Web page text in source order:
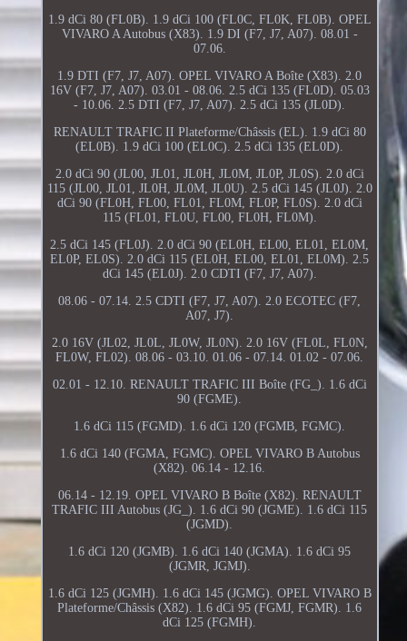
1.9 dCi 80 (FL0B). 1.9 dCi 100 (FL0C, FL0K, FL0B). OPEL
VIVARO A Autobus (X83). 1.9 DI (F7, J7, A07). 08.01 -
07.06.
1.9 DTI (F7, J7, A07). OPEL VIVARO A Boîte (X83). 2.0
16V (F7, J7, A07). 03.01 - 08.06. 2.5 dCi 135 (FL0D). 05.03
- 10.06. 2.5 DTI (F7, J7, A07). 2.5 dCi 135 (JL0D).
RENAULT TRAFIC II Plateforme/Châssis (EL). 1.9 dCi 80
(EL0B). 1.9 dCi 100 (EL0C). 2.5 dCi 135 (EL0D).
2.0 dCi 90 (JL00, JL01, JL0H, JL0M, JL0P, JL0S). 2.0 dCi
115 (JL00, JL01, JL0H, JL0M, JL0U). 2.5 dCi 145 (JL0J). 2.0
dCi 90 (FL0H, FL00, FL01, FL0M, FL0P, FL0S). 2.0 dCi
115 (FL01, FL0U, FL00, FL0H, FL0M).
2.5 dCi 145 (FL0J). 2.0 dCi 90 (EL0H, EL00, EL01, EL0M,
EL0P, EL0S). 2.0 dCi 115 (EL0H, EL00, EL01, EL0M). 2.5
dCi 145 (EL0J). 2.0 CDTI (F7, J7, A07).
08.06 - 07.14. 2.5 CDTI (F7, J7, A07). 2.0 ECOTEC (F7,
A07, J7).
2.0 16V (JL02, JL0L, JL0W, JL0N). 2.0 16V (FL0L, FL0N,
FL0W, FL02). 08.06 - 03.10. 01.06 - 07.14. 01.02 - 07.06.
02.01 - 12.10. RENAULT TRAFIC III Boîte (FG_). 1.6 dCi
90 (FGME).
1.6 dCi 115 (FGMD). 1.6 dCi 120 (FGMB, FGMC).
1.6 dCi 140 (FGMA, FGMC). OPEL VIVARO B Autobus
(X82). 06.14 - 12.16.
06.14 - 12.19. OPEL VIVARO B Boîte (X82). RENAULT
TRAFIC III Autobus (JG_). 1.6 dCi 90 (JGME). 1.6 dCi 115
(JGMD).
1.6 dCi 120 (JGMB). 1.6 dCi 140 (JGMA). 1.6 dCi 95
(JGMR, JGMJ).
1.6 dCi 125 (JGMH). 1.6 dCi 145 (JGMG). OPEL VIVARO B
Plateforme/Châssis (X82). 1.6 dCi 95 (FGMJ, FGMR). 1.6
dCi 125 (FGMH).